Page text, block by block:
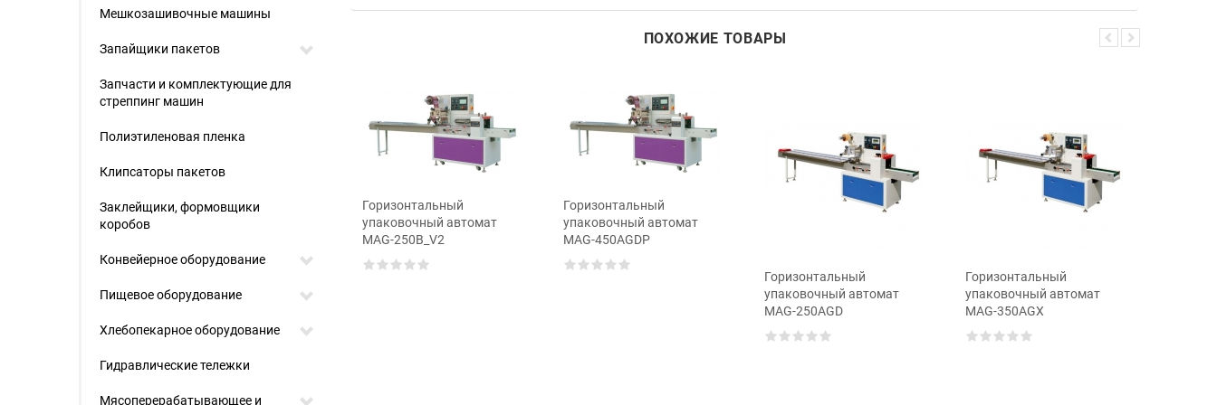
ПОХОЖИЕ ТОВАРЫ
Автомат упаковочный
Горизонтальный
упаковочный автомат
MAG-250B_V2
Горизонтальный
упаковочный автомат
MAG-450AGDP
Горизонтальный
упаковочный автомат
MAG-250AGD
Горизонтальный
упаковочный автомат
MAG-350AGX
Мешкозашивочные машины
Запайщики пакетов
Запчасти и комплектующие для
стреппинг машин
Полиэтиленовая пленка
Клипсаторы пакетов
Заклейщики, формовщики
коробов
Конвейерное оборудование
Пищевое оборудование
Хлебопекарное оборудование
Гидравлические тележки
Мясоперерабатывающее и